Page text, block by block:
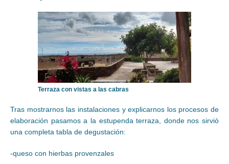
Terraza con vistas a las cabras
Tras mostrarnos las instalaciones y explicarnos los procesos de
elaboración pasamos a la estupenda terraza, donde nos sirvió
una completa tabla de degustación:
-queso con hierbas provenzales